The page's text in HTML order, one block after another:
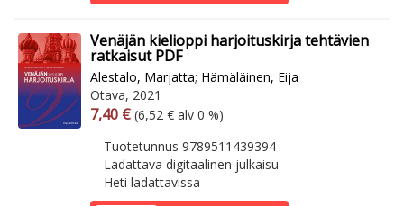
Venäjän kielioppi harjoituskirja tehtävien
ratkaisut PDF
Alestalo, Marjatta; Hämäläinen, Eija
Otava, 2021
Arvonlisäverollinen hinta
7,40 € Arvonlisäveroton hinta
(6,52 € alv 0 %)
Tuotetunnus 9789511439394
Ladattava digitaalinen julkaisu
Heti ladattavissa